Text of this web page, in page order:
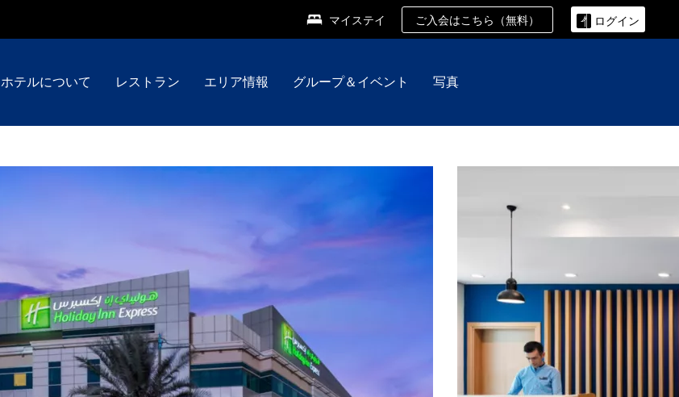
マイステイ ご入会はこちら（無料） ログイン
ホテルについて レストラン エリア情報 グループ＆イベント 写真